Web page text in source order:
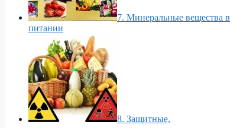
7. Минеральные вещества в
питании
8. Защитные,